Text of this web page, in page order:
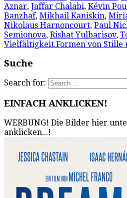
Aznar, Jaffar Chalabi, Kévin
Banzhaf, Mikhail Kaniskin,
Nikolaus Harnoncourt, Paul
Semionova, Rishat Yulbarisov,
Vielfältigkeit.Formen von Stille
Suche
Search for:
EINFACH ANKLICKEN!
WERBUNG! Die Bilder hier
anklicken...!